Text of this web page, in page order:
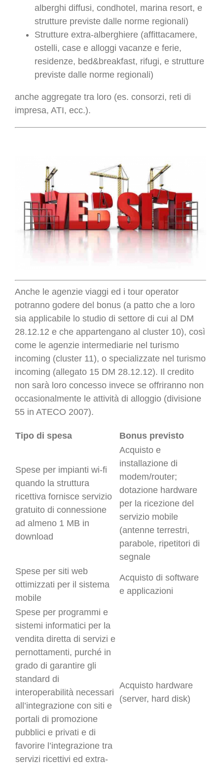
alberghi diffusi, condhotel, marina resort, e
strutture previste dalle norme regionali)
Strutture extra-alberghiere (affittacamere,
ostelli, case e alloggi vacanze e ferie,
residenze, bed&breakfast, rifugi, e strutture
previste dalle norme regionali)
anche aggregate tra loro (es. consorzi, reti di
impresa, ATI, ecc.).
Anche le agenzie viaggi ed i tour operator
potranno godere del bonus (a patto che a loro
sia applicabile lo studio di settore di cui al DM
28.12.12 e che appartengano al cluster 10), così
come le agenzie intermediarie nel turismo
incoming (cluster 11), o specializzate nel turismo
incoming (allegato 15 DM 28.12.12). Il credito
non sarà loro concesso invece se offriranno non
occasionalmente le attività di alloggio (divisione
55 in ATECO 2007).
Tipo di spesa Bonus previsto
Spese per impianti wi-fi
quando la struttura
ricettiva fornisce servizio
gratuito di connessione
ad almeno 1 MB in
download
Acquisto e
installazione di
modem/router;
dotazione hardware
per la ricezione del
servizio mobile
(antenne terrestri,
parabole, ripetitori di
segnale
Spese per siti web
ottimizzati per il sistema
mobile
Acquisto di software
e applicazioni
Spese per programmi e
sistemi informatici per la
vendita diretta di servizi e
pernottamenti, purché in
grado di garantire gli
standard di
interoperabilità necessari
all’integrazione con siti e
portali di promozione
pubblici e privati e di
favorire l’integrazione tra
servizi ricettivi ed extra-
Acquisto hardware
(server, hard disk)